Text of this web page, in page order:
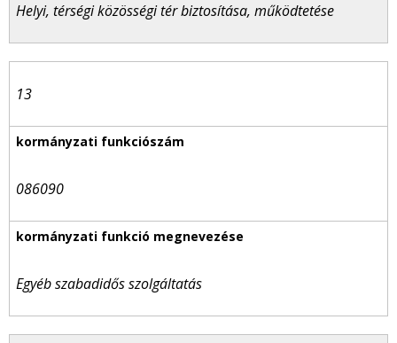
Helyi, térségi közösségi tér biztosítása, működtetése
13
086090
Egyéb szabadidős szolgáltatás